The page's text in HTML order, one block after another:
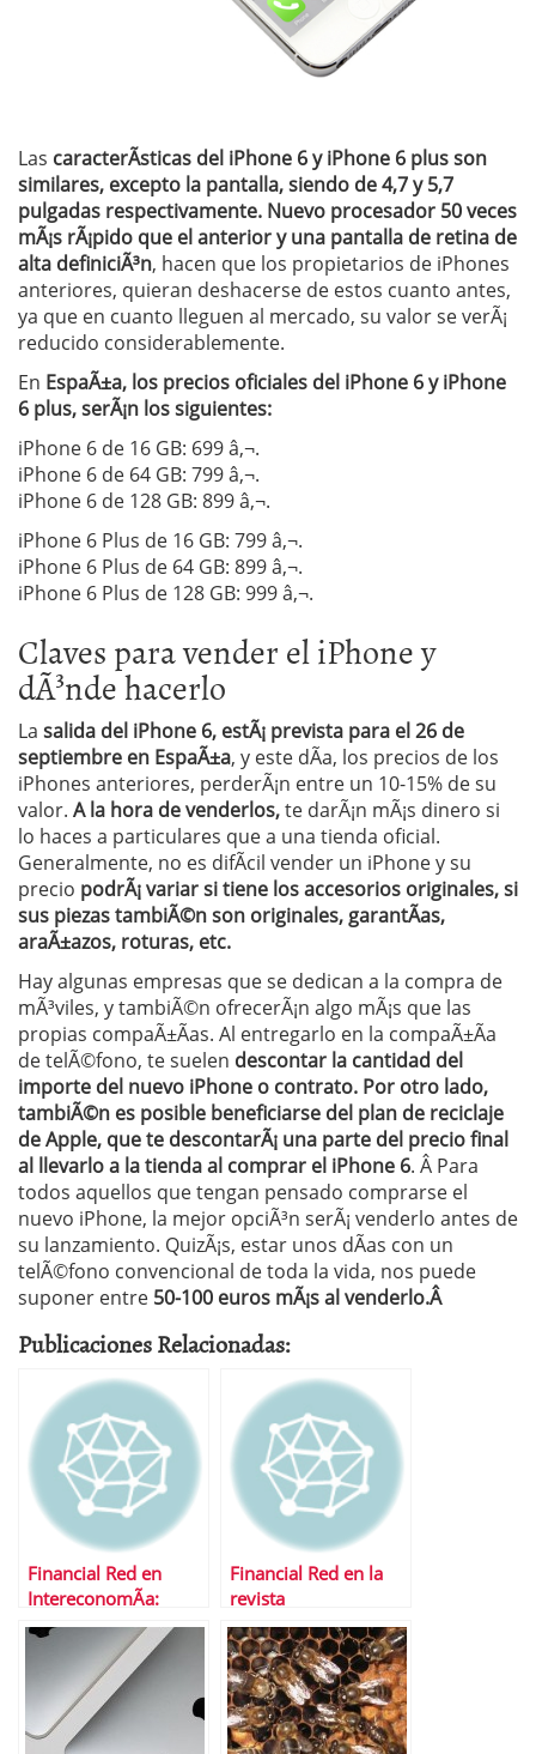
Las caracterÃ­sticas del iPhone 6 y iPhone 6 plus son
similares, excepto la pantalla, siendo de 4,7 y 5,7
pulgadas respectivamente. Nuevo procesador 50 veces
mÃ¡s rÃ¡pido que el anterior y una pantalla de retina de
alta definiciÃ³n, hacen que los propietarios de iPhones
anteriores, quieran deshacerse de estos cuanto antes,
ya que en cuanto lleguen al mercado, su valor se verÃ¡
reducido considerablemente.
En EspaÃ±a, los precios oficiales del iPhone 6 y iPhone
6 plus, serÃ¡n los siguientes:
iPhone 6 de 16 GB: 699 â‚¬.
iPhone 6 de 64 GB: 799 â‚¬.
iPhone 6 de 128 GB: 899 â‚¬.
iPhone 6 Plus de 16 GB: 799 â‚¬.
iPhone 6 Plus de 64 GB: 899 â‚¬.
iPhone 6 Plus de 128 GB: 999 â‚¬.
Claves para vender el iPhone y
dÃ³nde hacerlo
La salida del iPhone 6, estÃ¡ prevista para el 26 de
septiembre en EspaÃ±a, y este dÃ­a, los precios de los
iPhones anteriores, perderÃ¡n entre un 10-15% de su
valor. A la hora de venderlos,te darÃ¡n mÃ¡s dinero si
lo haces a particulares que a una tienda oficial.
Generalmente, no es difÃ­cil vender un iPhone y su
precio podrÃ¡ variar si tiene los accesorios originales, si
sus piezas tambiÃ©n son originales, garantÃ­as,
araÃ±azos, roturas, etc.
Hay algunas empresas que se dedican a la compra de
mÃ³viles, y tambiÃ©n ofrecerÃ¡n algo mÃ¡s que las
propias compaÃ±Ã­as. Al entregarlo en la compaÃ±Ã­a
de telÃ©fono, te suelen descontar la cantidad del
importe del nuevo iPhone o contrato. Por otro lado,
tambiÃ©n es posible beneficiarse del plan de reciclaje
de Apple, que te descontarÃ¡ una parte del precio final
al llevarlo a la tienda al comprar el iPhone 6. Â Para
todos aquellos que tengan pensado comprarse el
nuevo iPhone, la mejor opciÃ³n serÃ¡ venderlo antes de
su lanzamiento. QuizÃ¡s, estar unos dÃ­as con un
telÃ©fono convencional de toda la vida, nos puede
suponer entre 50-100 euros mÃ¡s al venderlo.Â
Publicaciones Relacionadas:
Financial Red en
IntereconomÃ­a:
Entrevista a JesÃºs
Perez sobre blogs y
mercados
Financial Red en la
revista
emprendedores